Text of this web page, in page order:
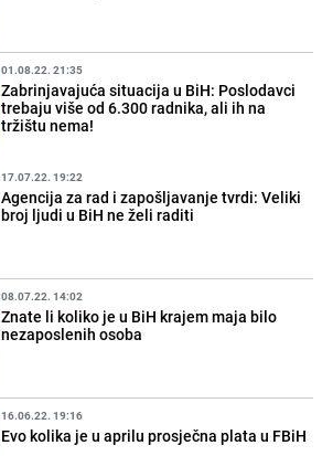
01.08.22. 21:35
Zabrinjavajuća situacija u BiH: Poslodavci
trebaju više od 6.300 radnika, ali ih na
tržištu nema!
17.07.22. 19:22
Agencija za rad i zapošljavanje tvrdi: Veliki
broj ljudi u BiH ne želi raditi
08.07.22. 14:02
Znate li koliko je u BiH krajem maja bilo
nezaposlenih osoba
16.06.22. 19:16
Evo kolika je u aprilu prosječna plata u FBiH